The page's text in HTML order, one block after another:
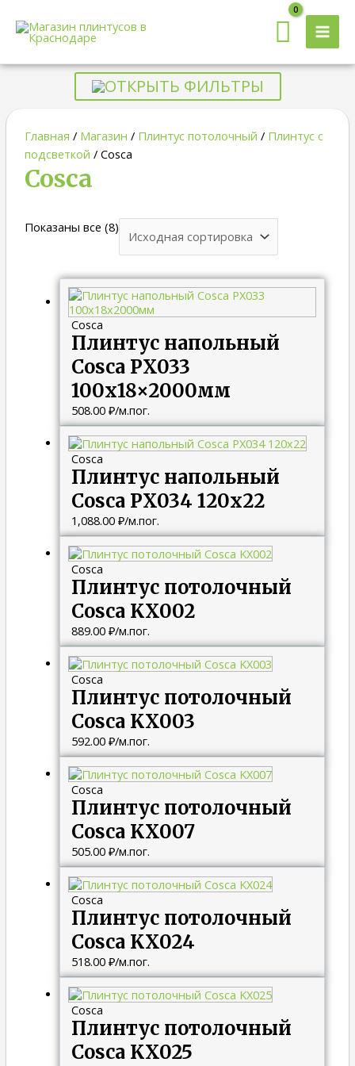
Главная / Магазин / Плинтус потолочный / Плинтус с
подсветкой / Cosca
Cosca
Показаны все (8)
Cosca
Плинтус напольный
Cosca PX033
100х18×2000мм
508.00 ₽/м.пог.
Cosca
Плинтус напольный
Cosca PX034 120х22
1,088.00 ₽/м.пог.
Cosca
Плинтус потолочный
Cosca KX002
889.00 ₽/м.пог.
Cosca
Плинтус потолочный
Cosca KX003
592.00 ₽/м.пог.
Cosca
Плинтус потолочный
Cosca KX007
505.00 ₽/м.пог.
Cosca
Плинтус потолочный
Cosca KX024
518.00 ₽/м.пог.
Cosca
Плинтус потолочный
Cosca KX025
ОТКРЫТЬ ФИЛЬТРЫ